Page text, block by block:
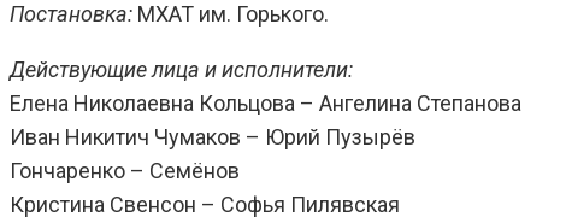
Постановка: МХАТ им. Горького.
Действующие лица и исполнители:
Елена Николаевна Кольцова – Ангелина Степанова
Иван Никитич Чумаков – Юрий Пузырёв
Гончаренко – Семёнов
Кристина Свенсон – Софья Пилявская